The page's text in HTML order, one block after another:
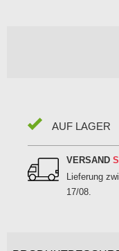
AUF LAGER
VERSAND
Lieferung
17/08.